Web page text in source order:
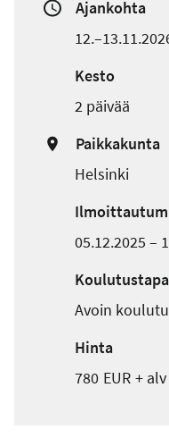
Ajankohta
Kesto
2 päivää
Paikkakunta
Helsinki
05.12.2025 –
Koulutustapa
Avoin
Hinta
780 EUR + alv